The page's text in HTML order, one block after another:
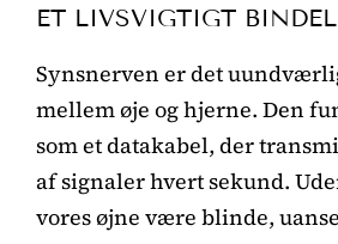
ET LIVSVIGTIGT
Synsnerven er det
mellem øje og hjerne. Den
som et datakabel, der
af signaler hvert sekund.
vores øjne være blinde,